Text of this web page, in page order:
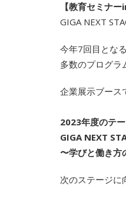
【教育セミナー
GIGA NEXT
今年7回目とな
多数のプログラ
企業展示ブース
2023年度のテ
GIGA NEXT
〜学びと働き方
次のステージに